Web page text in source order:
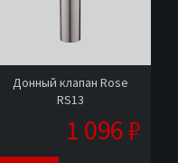
Донный клапан Rose
RS13
1 096 ₽